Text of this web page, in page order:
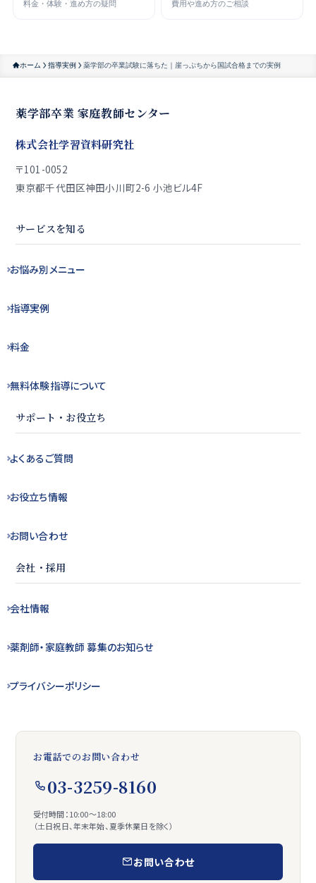
料金・体験・進め方の疑問 費用や進め方のご相談
ホーム 指導実例 薬学部の卒業試験に落ちた｜崖っぷちから国試合格までの実例
薬学部卒業 家庭教師センター
株式会社学習資料研究社
〒101-0052
東京都千代田区神田小川町2-6 小池ビル4F
サービスを知る
お悩み別メニュー
指導実例
料金
無料体験指導について
サポート・お役立ち
よくある ご質問
お役立ち情報
お問い合わせ
会社・採用
会社情報
薬剤師・ 家庭教師 募集のお知らせ
プライバシーポリシー
お電話でのお問い合わせ
03-3259-8160
受付時間：10:00〜18:00
（土日祝日、年末年始、夏季休業日を除く）
お問い合わせ